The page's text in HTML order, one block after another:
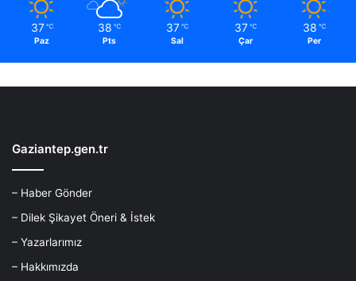
37 ℃
Paz
38 ℃
Pts
37 ℃
Sal
37 ℃
Çar
38 ℃
Per
Gaziantep.gen.tr
– Haber Gönder
– Dilek Şikayet Öneri & İstek
– Yazarlarımız
– Hakkımızda